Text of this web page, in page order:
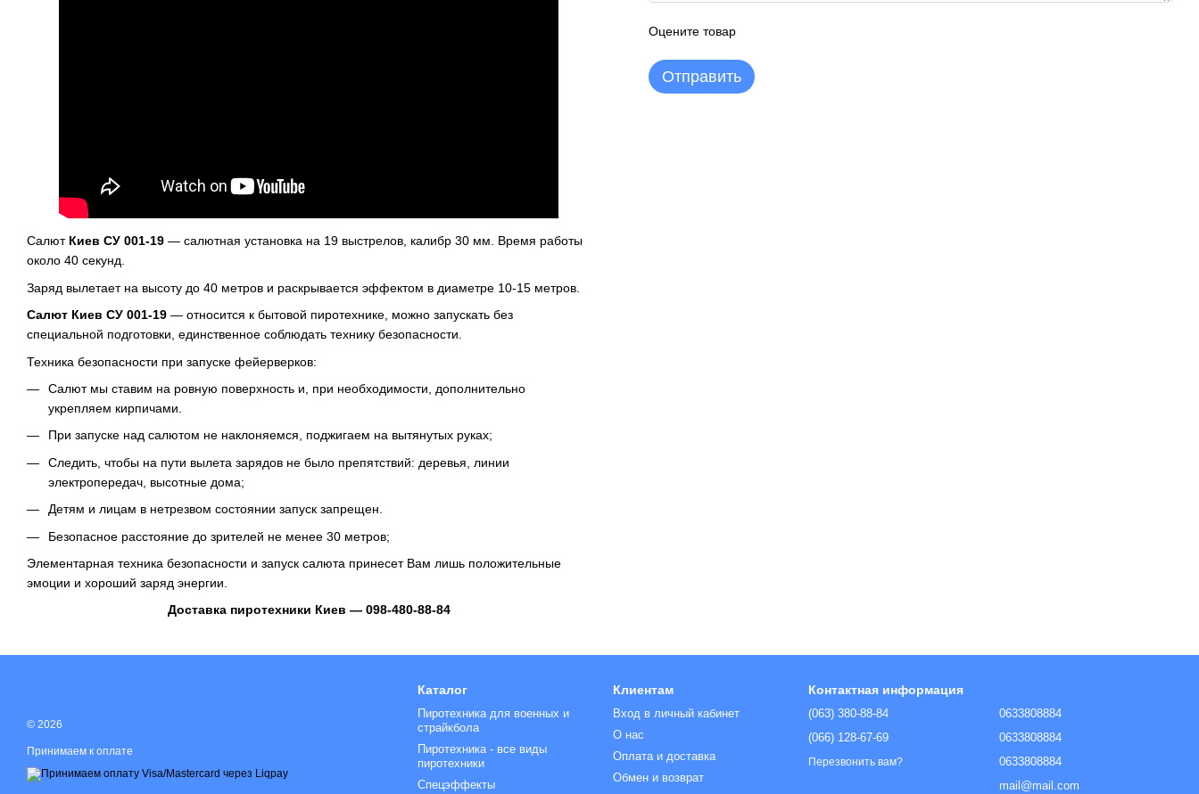
Салют Киев СУ 001-19 ― салютная установка на 19 выстрелов, калибр 30 мм. Время работы
около 40 секунд.
Заряд вылетает на высоту до 40 метров и раскрывается эффектом в диаметре 10-15 метров.
Салют Киев СУ 001-19 ― относится к бытовой пиротехнике, можно запускать без
специальной подготовки, единственное соблюдать технику безопасности.
Техника безопасности при запуске фейерверков:
Салют мы ставим на ровную поверхность и, при необходимости, дополнительно
укрепляем кирпичами.
При запуске над салютом не наклоняемся, поджигаем на вытянутых руках;
Следить, чтобы на пути вылета зарядов не было препятствий: деревья, линии
электропередач, высотные дома;
Детям и лицам в нетрезвом состоянии запуск запрещен.
Безопасное расстояние до зрителей не менее 30 метров;
Элементарная техника безопасности и запуск салюта принесет Вам лишь положительные
эмоции и хороший заряд энергии.
Доставка пиротехники Киев ― 098-480-88-84
Оцените товар
Отправить
© 2026
Принимаем к оплате
Каталог
Пиротехника для военных и
страйкбола
Пиротехника - все виды
пиротехники
Спецэффекты
Клиентам
Вход в личный кабинет
О нас
Оплата и доставка
Обмен и возврат
Контактная информация
(063) 380-88-84
(066) 128-67-69
Перезвонить вам?
0633808884
0633808884
0633808884
mail@mail.com